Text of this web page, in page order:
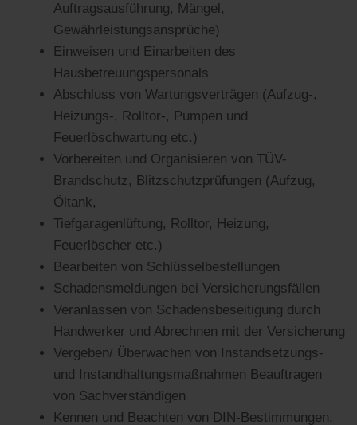
Auftragsausführung, Mängel,
Gewährleistungsansprüche)
Einweisen und Einarbeiten des
Hausbetreuungspersonals
Abschluss von Wartungsverträgen (Aufzug-,
Heizungs-, Rolltor-, Pumpen und
Feuerlöschwartung etc.)
Vorbereiten und Organisieren von TÜV-
Brandschutz, Blitzschutzprüfungen (Aufzug,
Öltank,
Tiefgaragenlüftung, Rolltor, Heizung,
Feuerlöscher etc.)
Bearbeiten von Schlüsselbestellungen
Schadensmeldungen bei Versicherungsfällen
Veranlassen von Schadensbeseitigung durch
Handwerker und Abrechnen mit der Versicherung
Vergeben/ Überwachen von Instandsetzungs-
und Instandhaltungsmaßnahmen Beauftragen
von Sachverständigen
Kennen und Beachten von DIN-Bestimmungen,